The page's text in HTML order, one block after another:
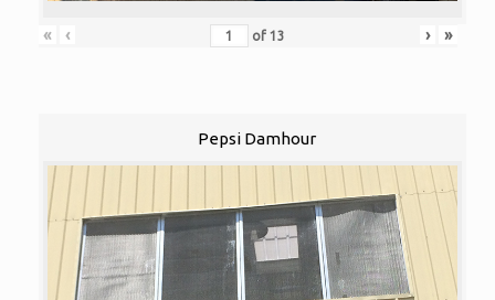
« ‹ of 13 › »
Pepsi Damhour